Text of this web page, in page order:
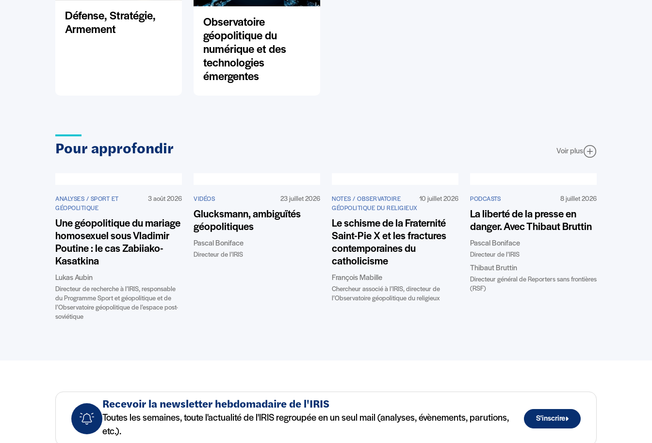
Défense, Stratégie,
Armement
Observatoire
géopolitique du
numérique et des
technologies
émergentes
Pour approfondir Voir plus
ANALYSES / SPORT ET
GÉOPOLITIQUE
3 août 2026
Une géopolitique du mariage
homosexuel sous Vladimir
Poutine : le cas Zabiiako-
Kasatkina
Lukas Aubin
Directeur de recherche à l’IRIS, responsable
du Programme Sport et géopolitique et de
l’Observatoire géopolitique de l’espace post-
soviétique
VIDÉOS 23 juillet 2026
Glucksmann, ambiguïtés
géopolitiques
Pascal Boniface
Directeur de l’IRIS
NOTES / OBSERVATOIRE
GÉOPOLITIQUE DU RELIGIEUX
10 juillet 2026
Le schisme de la Fraternité
Saint-Pie X et les fractures
contemporaines du
catholicisme
François Mabille
Chercheur associé à l’IRIS, directeur de
l’Observatoire géopolitique du religieux
PODCASTS 8 juillet 2026
La liberté de la presse en
danger. Avec Thibaut Bruttin
Pascal Boniface
Directeur de l’IRIS
Thibaut Bruttin
Directeur général de Reporters sans frontières
(RSF)
Recevoir la newsletter hebdomadaire de l'IRIS
Toutes les semaines, toute l'actualité de l'IRIS regroupée en un seul mail (analyses, évènements, parutions,
etc.).
S'inscrire